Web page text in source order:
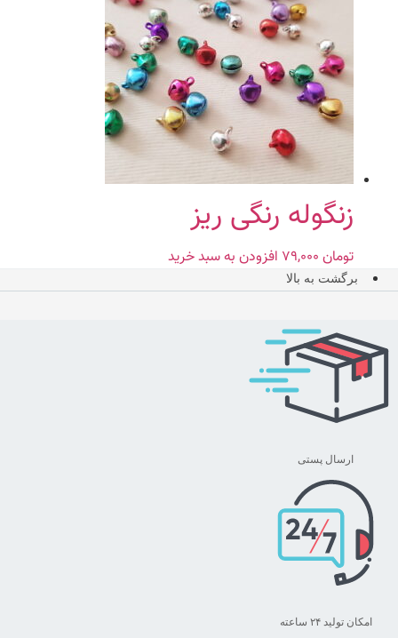
زنگوله رنگی ریز
تومان افزودن به سبد خرید
برگشت به بالا
ارسال پستی
امکان تولید ۲۴ ساعته